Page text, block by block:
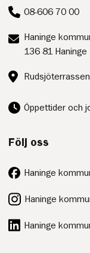
Telefon:
08-606 70 00
Postadress:
Haninge
136 81 Haninge
Besöksadress:
Öppettider och
Följ oss
Haninge
Haninge
Haninge